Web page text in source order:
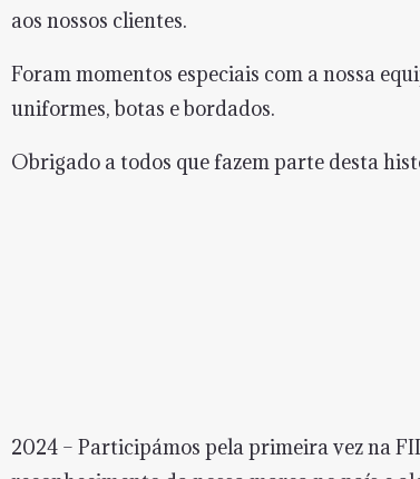
aos nossos clientes.
Foram momentos especiais com a nossa
uniformes, botas e bordados.
Obrigado a todos que fazem parte desta
2024 – Participámos pela primeira vez na